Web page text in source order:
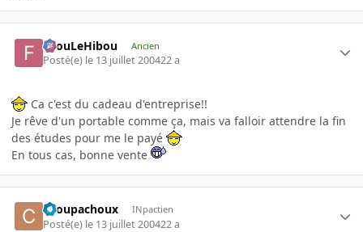
FilouLeHibou Ancien
Posté(e) le 13 juillet 200422 a
Ca c'est du cadeau d'entreprise!!
Je rêve d'un portable comme ça, mais va falloir attendre la fin
des études pour me le payé
En tous cas, bonne vente
choupachoux INpactien
Posté(e) le 13 juillet 200422 a